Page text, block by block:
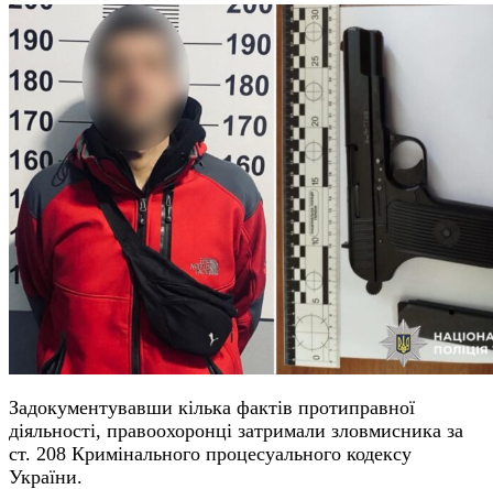
Задокументувавши кілька фактів протиправної
діяльності, правоохоронці затримали зловмисника за
ст. 208 Кримінального процесуального кодексу
України.